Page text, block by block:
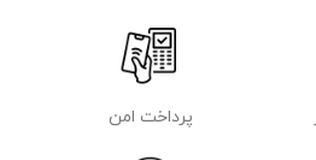
پرداخت امن